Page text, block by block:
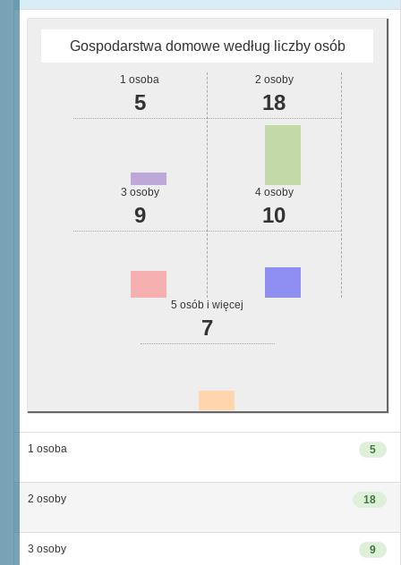
Gospodarstwa domowe według liczby osób
1 osoba
5
2 osoby
18
3 osoby
9
4 osoby
10
5 osób i więcej
7
5
1 osoba
18
2 osoby
9
3 osoby